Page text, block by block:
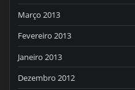
Março 2013
Fevereiro 2013
Janeiro 2013
Dezembro 2012